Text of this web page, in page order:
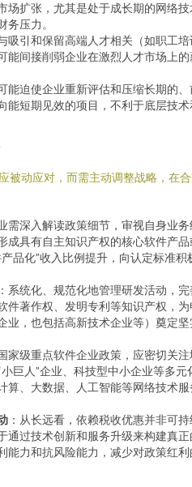
场扩张，尤其是处于成长期的网络技
压力。
吸引和保留高端人才相关（如职工培
能间接削弱企业在激烈人才市场上的
能迫使企业重新评估和压缩长期的、
能短期见效的项目，不利于底层技术
被动应对，而需主动调整战略，在
需深入解读政策细节，审视自身业
成具有自主知识产权的核心软件产品
品化”收入比例提升，向认定标准积
：系统化、规范化地管理研发活动，
件著作权、发明专利等知识产权，为
业，也包括高新技术企业等）奠定坚
家级重点软件企业政策，应密切关
巨人”企业、科技型中小企业等多元
算、大数据、人工智能等网络技术服
：从长远看，依赖税收优惠并非可
通过技术创新和服务升级来构建真正
能力和抗风险能力，减少对政策红利